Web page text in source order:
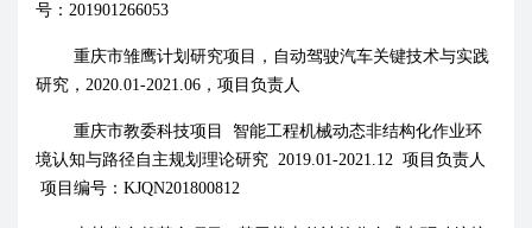
号： 201901266053
重庆市雏鹰计划研究项目，自动驾驶汽车关键技术与实践
研究， 2020.01-2021.06 ，项目负责人
重庆市教委科技项目
智能工程机械动态非结构化作业环
境认知与路径自主规划理论研究 2019.01-2021.12 项目负责人
项目编号： KJQN201800812